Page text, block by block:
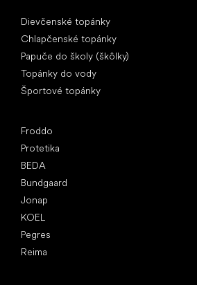
Dievčenské topánky
Chlapčenské topánky
Papuče do školy (škôlky)
Topánky do vody
Športové topánky
Froddo
Protetika
BEDA
Bundgaard
Jonap
KOEL
Pegres
Reima